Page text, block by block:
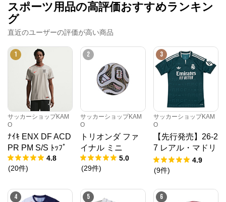
スポーツ用品の高評価おすすめランキン
グ
直近のユーザーの評価が高い商品
1
サッカーショップKAM
O
ﾅｲｷ ENX DF ACD
PR PM S/S ﾄｯﾌﾟ
4.8
(20件)
2
サッカーショップKAM
O
トリオンダ ファ
イナル ミニ
5.0
(29件)
3
サッカーショップKAM
O
【先行発売】26-2
7 レアル・マドリ
ード AWAY ユニ
フォーム
4.9
(9件)
4 5 6